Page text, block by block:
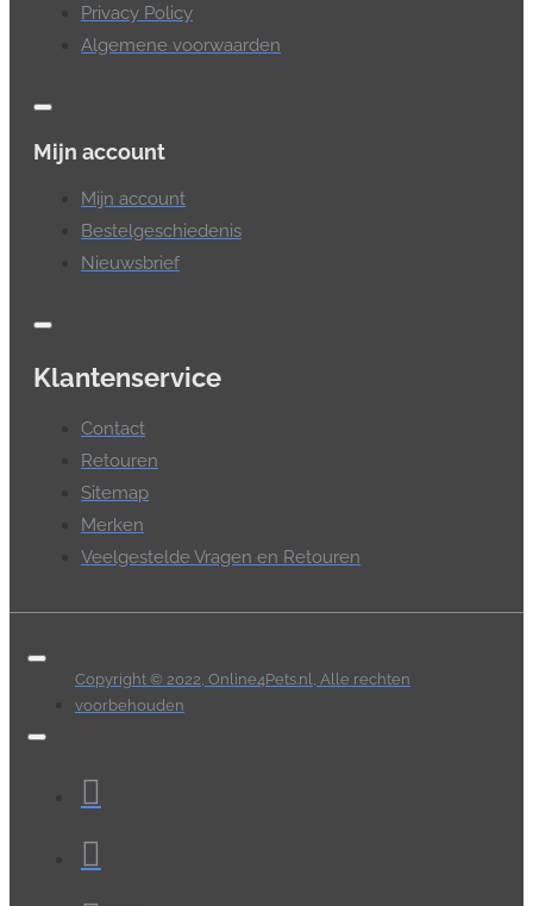
Privacy Policy
Algemene voorwaarden
Mijn account
Mijn account
Bestelgeschiedenis
Nieuwsbrief
Klantenservice
Contact
Retouren
Sitemap
Merken
Veelgestelde Vragen en Retouren
Copyright © 2022, Online4Pets.nl, Alle rechten
voorbehouden